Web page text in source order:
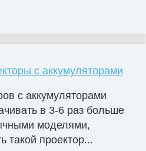
с аккумуляторами
с аккумуляторами
в 3-6 раз больше
моделями,
такой проектор...